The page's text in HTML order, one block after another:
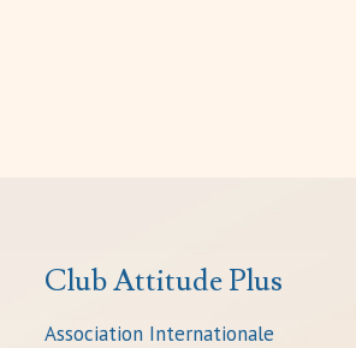
Club Attitude Plus
Association Internationale